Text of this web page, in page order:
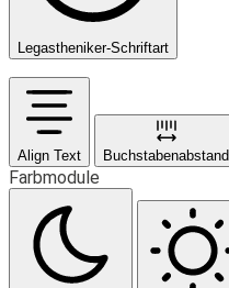
Legastheniker-Schriftart
Align Text Buchstabenabstand
Farbmodule